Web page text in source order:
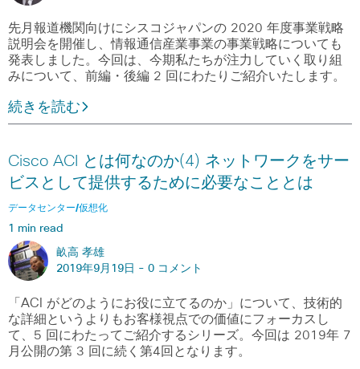
先月報道機関向けにシスコジャパンの 2020 年度事業戦略
説明会を開催し、情報通信産業事業の事業戦略についても
発表しました。今回は、今期私たちが注力していく取り組
みについて、前編・後編 2 回にわたりご紹介いたします。
続きを読む
Cisco ACI とは何なのか(4) ネットワークをサー
ビスとして提供するために必要なこととは
データセンター/仮想化
1 min read
畝高 孝雄
2019年9月19日 - 0 コメント
「ACI がどのようにお役に立てるのか」について、技術的
な詳細というよりもお客様視点での価値にフォーカスし
て、5 回にわたってご紹介するシリーズ。今回は 2019年 7
月公開の第 3 回に続く第4回となります。